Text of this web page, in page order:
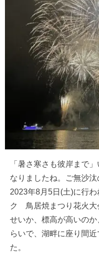
「暑さ寒さも彼岸まで
なりましたね。ご無沙汰
2023年8月5日(土)に行
ク 鳥居焼まつり花火大
せいか、標高が高いの
らいで、湖畔に座り間
た。